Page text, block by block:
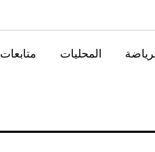
المحليات متابعات